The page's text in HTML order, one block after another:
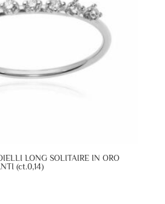
LONG SOLITAIRE IN ORO
(ct.0,14)